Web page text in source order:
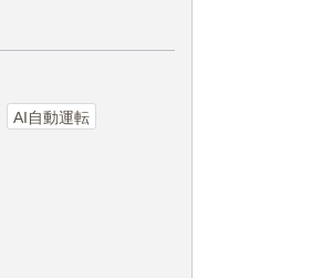
AI自動運転